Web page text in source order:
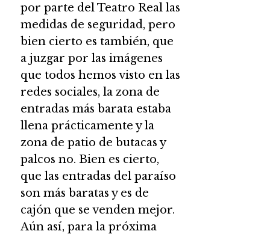
por parte del Teatro Real las
medidas de seguridad, pero
bien cierto es también, que
a juzgar por las imágenes
que todos hemos visto en las
redes sociales, la zona de
entradas más barata estaba
llena prácticamente y la
zona de patio de butacas y
palcos no. Bien es cierto,
que las entradas del paraíso
son más baratas y es de
cajón que se venden mejor.
Aún así, para la próxima